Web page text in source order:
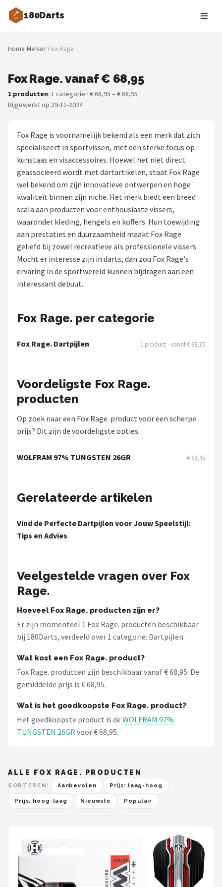
180Darts
Zoeken
NAVIGATIE
Merken
Dartspelers
Toernooien
Spelregels
Uitgooilijst
Dartshop
POPULAIRE MERKEN
Target
Mission
Harrows
Red Dragon
Alle merken →
Home/Merken/Fox Rage.
Fox Rage. vanaf € 68,95
1 producten· 1 categorie · € 68,95 – € 68,95 ·
Bijgewerkt op 29-11-2024
Fox Rage is voornamelijk bekend als een merk dat zich
specialiseert in sportvissen, met een sterke focus op
kunstaas en visaccessoires. Hoewel het niet direct
geassocieerd wordt met dartartikelen, staat Fox Rage
wel bekend om zijn innovatieve ontwerpen en hoge
kwaliteit binnen zijn niche. Het merk biedt een breed
scala aan producten voor enthousiaste vissers,
waaronder kleding, hengels en koffers. Hun toewijding
aan prestaties en duurzaamheid maakt Fox Rage
geliefd bij zowel recreatieve als professionele vissers.
Mocht er interesse zijn in darts, dan zou Fox Rage's
ervaring in de sportwereld kunnen bijdragen aan een
interessant debuut.
Fox Rage. per categorie
Fox Rage. Dartpijlen 1 product · vanaf € 68,95
Voordeligste Fox Rage.
producten
Op zoek naar een Fox Rage. product voor een scherpe
prijs? Dit zijn de voordeligste opties:
WOLFRAM 97% TUNGSTEN 26GR € 68,95
Gerelateerde artikelen
Vind de Perfecte Dartpijlen voor Jouw Speelstijl:
Tips en Advies
Veelgestelde vragen over Fox
Rage.
Hoeveel Fox Rage. producten zijn er?
Er zijn momenteel 1 Fox Rage. producten beschikbaar
bij 180Darts, verdeeld over 1 categorie: Dartpijlen.
Wat kost een Fox Rage. product?
Fox Rage. producten zijn beschikbaar vanaf € 68,95. De
gemiddelde prijs is € 68,95.
Wat is het goedkoopste Fox Rage. product?
Het goedkoopste product is de WOLFRAM 97%
TUNGSTEN 26GRvoor € 68,95.
ALLE FOX RAGE. PRODUCTEN
SORTEREN: Aanbevolen Prijs: laag-hoog
Prijs: hoog-laag Nieuwste Populair